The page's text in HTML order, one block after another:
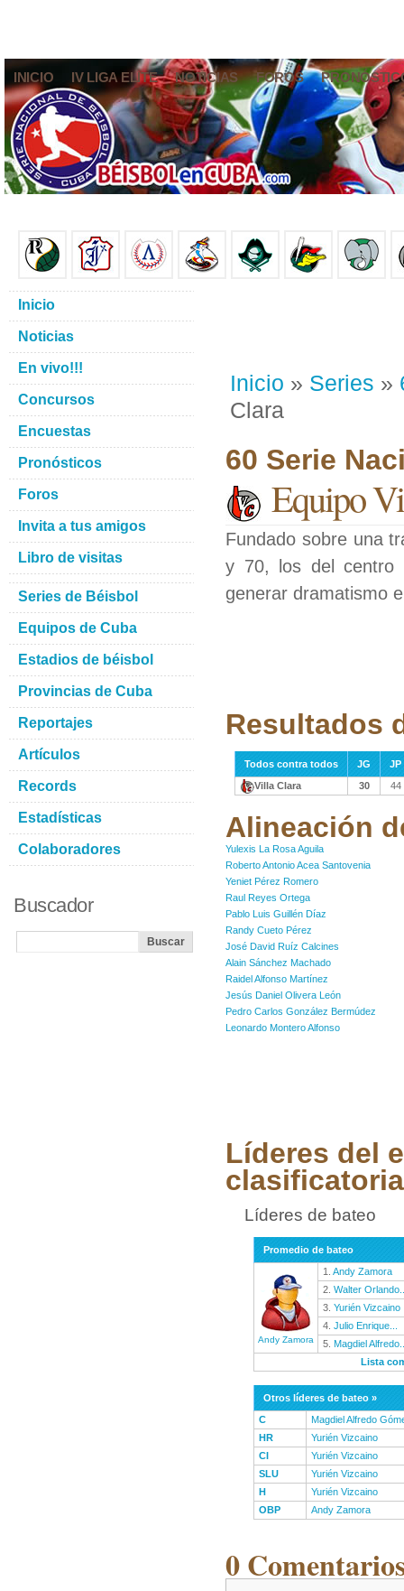
INICIO IV LIGA ELITE NOTICIAS FOROS
Inicio » Series »
Clara
60 Serie
Equipo
Fundado sobre una
y 70, los del centro
generar dramatismo
Resultados
Todos contra todos JG
JP
Villa Clara
30 44
Alineación
Yulexis La Rosa Aguila
Roberto Antonio Acea Santovenia
Yeniet Pérez Romero
Raul Reyes Ortega
Pablo Luis Guillén Díaz
Randy Cueto Pérez
José David Ruíz Calcines
Alain Sánchez Machado
Raidel Alfonso Martínez
Jesús Daniel Olivera León
Pedro Carlos González Bermúdez
Leonardo Montero Alfonso
Líderes del
clasificatoria
Líderes de bateo
Promedio de bateo
Andy Zamora
1. Andy Zamora
2. Walter
3. Yurién Vizcaino
4. Julio Enrique...
5. Magdiel
Lista
Otros líderes de bateo »
C
Magdiel Alfredo
HR
Yurién Vizcaino
CI
Yurién Vizcaino
SLU
Yurién Vizcaino
H
Yurién Vizcaino
OBP
Andy Zamora
0
Inicio
Noticias
En vivo!!!
Concursos
Encuestas
Pronósticos
Foros
Invita a tus amigos
Libro de visitas
Series de Béisbol
Equipos de Cuba
Estadios de béisbol
Provincias de Cuba
Reportajes
Artículos
Records
Estadísticas
Colaboradores
Buscador